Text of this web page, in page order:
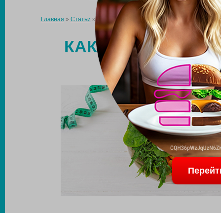
Главная » Статьи »Как похудеть после беременности и родов
КАК ПОХУДЕТЬ